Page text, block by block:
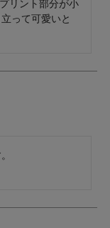
リント部分が小
って可愛いと